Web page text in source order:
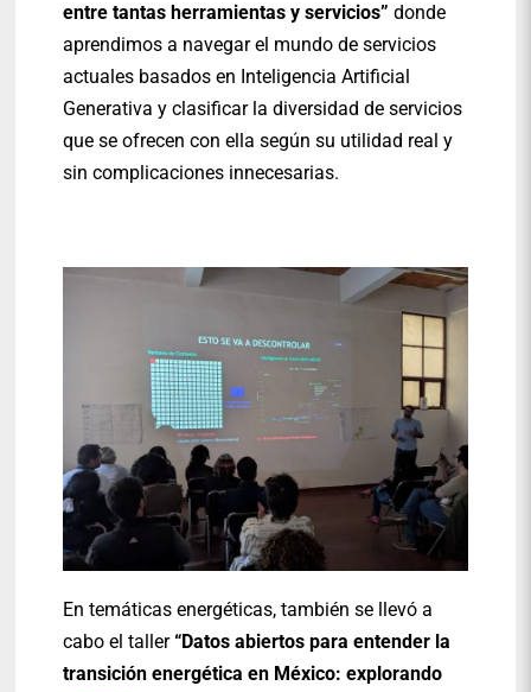
entre tantas herramientas y servicios” donde
aprendimos a navegar el mundo de servicios
actuales basados en Inteligencia Artificial
Generativa y clasificar la diversidad de servicios
que se ofrecen con ella según su utilidad real y
sin complicaciones innecesarias.
En temáticas energéticas, también se llevó a
cabo el taller“Datos abiertos para entender la
transición energética en México: explorando